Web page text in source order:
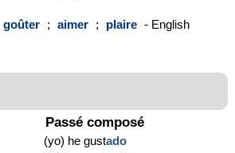
goûter ; aimer ; plaire - English
Passé composé
(yo) he gustado